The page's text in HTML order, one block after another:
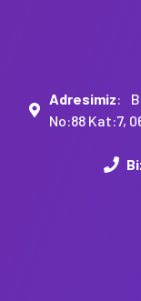
Adresimiz:
No:88 Kat:7,